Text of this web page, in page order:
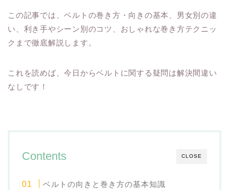
この記事では、ベルトの巻き方・向きの基本、男女別の違
い、利き手やシーン別のコツ、おしゃれな巻き方テクニッ
クまで徹底解説します。
これを読めば、今日からベルトに関する疑問は解決間違い
なしです！
CLOSE
Contents
ベルトの向きと巻き方の基本知識